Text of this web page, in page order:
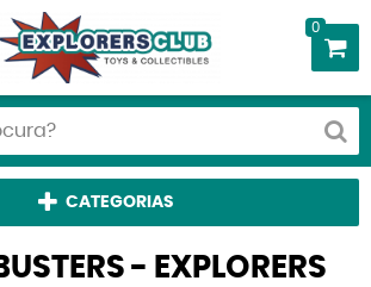
0
CATEGORIAS
- EXPLORERS